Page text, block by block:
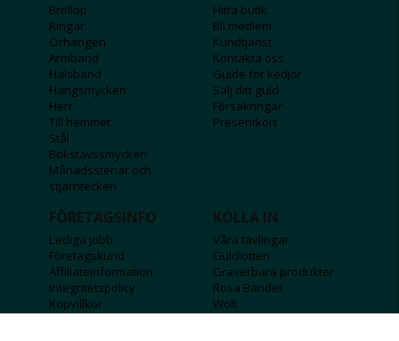
Bröllop
Ringar
Örhängen
Armband
Halsband
Hängsmycken
Herr
Till hemmet
Stål
Bokstavssmycken
Månadsstenar och
stjärntecken
Hitta butik
Bli medlem
Kundtjänst
Kontakta oss
Guide för kedjor
Sälj ditt guld
Försäkringar
Presentkort
FÖRETAGSINFO
Lediga jobb
Företagskund
Affiliateinformation
Integritetspolicy
Köpvillkor
KOLLA IN
Våra tävlingar
Guldlotten
Graverbara produkter
Rosa Bandet
Wolt